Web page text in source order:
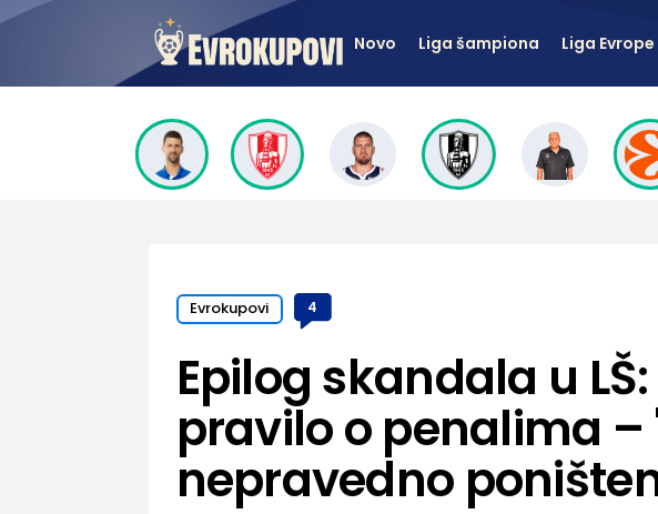
Novo Liga šampiona Liga Evrope
Evrokupovi 4
Epilog skandala u
pravilo o penalima –
nepravedno